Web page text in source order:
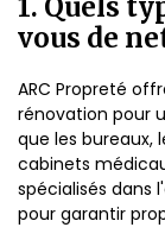
1. Quels
vous de
ARC Propreté
rénovation pour
que les bureaux,
cabinets
spécialisés dans
pour garantir